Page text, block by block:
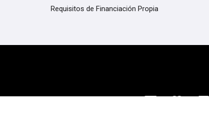
Requisitos de Financiación Propia